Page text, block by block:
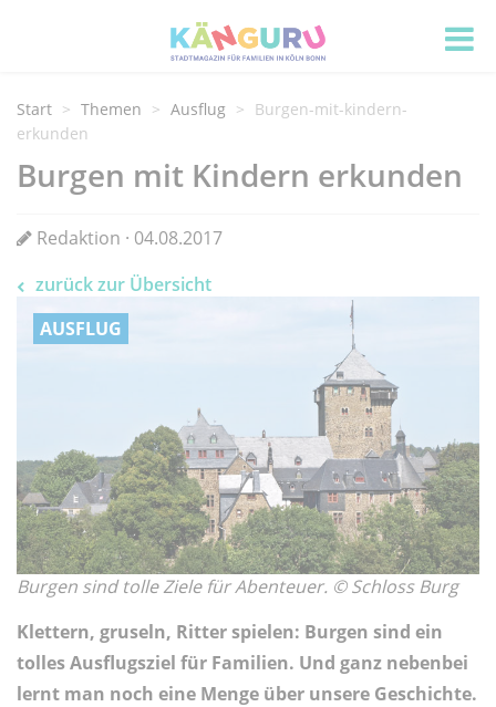
Start Themen Ausflug
Burgen-mit-kindern-
erkunden
Burgen mit Kindern erkunden
Redaktion · 04.08.2017
zurück zur Übersicht
AUSFLUG
Burgen sind tolle Ziele für Abenteuer. © Schloss Burg
Klettern, gruseln, Ritter spielen: Burgen sind ein
tolles Ausflugsziel für Familien. Und ganz nebenbei
lernt man noch eine Menge über unsere Geschichte.